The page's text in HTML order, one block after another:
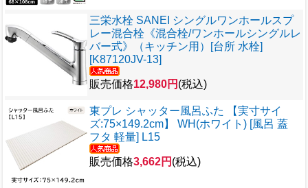
三栄水栓 SANEI シングルワンホールスプ
レー混合栓《混合栓/ワンホールシングルレ
バー式》（キッチン用）[台所 水栓]
[K87120JV-13]
販売価格12,980円 (税込)
東プレ シャッター風呂ふた 【実寸サイ
ズ:75×149.2cm】 WH(ホワイト) [風呂 蓋
フタ 軽量] L15
販売価格3,662円 (税込)